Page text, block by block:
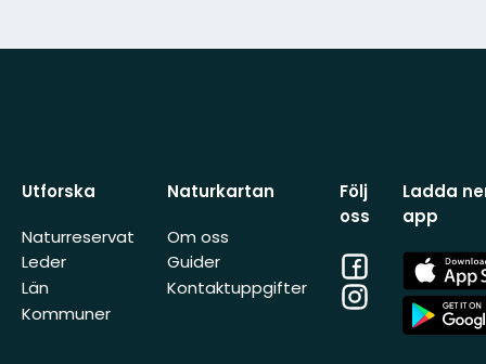
Utforska
Naturreservat
Leder
Län
Kommuner
Naturkartan
Om oss
Guider
Kontaktuppgifter
Följ
oss
Facebook
Instagram
Ladda
app
App
Store
App
Store